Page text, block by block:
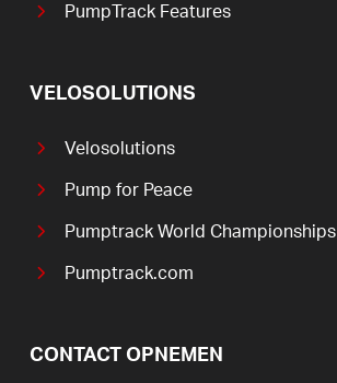
PumpTrack Features
VELOSOLUTIONS
Velosolutions
Pump for Peace
Pumptrack World Championships
Pumptrack.com
CONTACT OPNEMEN